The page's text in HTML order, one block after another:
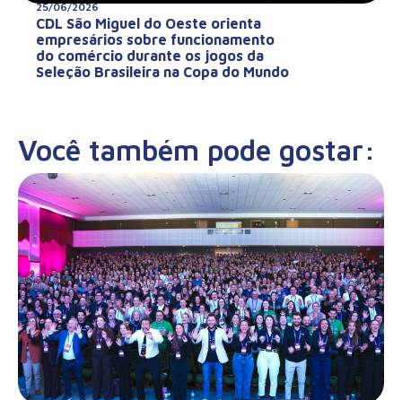
25/06/2026
CDL São Miguel do Oeste orienta
empresários sobre funcionamento
do comércio durante os jogos da
Seleção Brasileira na Copa do Mundo
Você também pode gostar: